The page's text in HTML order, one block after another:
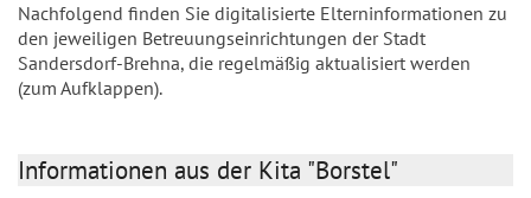
Nachfolgend finden Sie digitalisierte Elterninformationen zu
den jeweiligen Betreuungseinrichtungen der Stadt
Sandersdorf-Brehna, die regelmäßig aktualisiert werden
(zum Aufklappen).
Informationen aus der Kita "Borstel"